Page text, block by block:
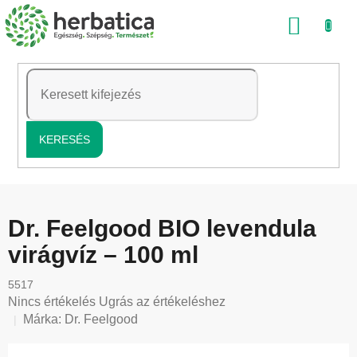
Ugrás
a
tartalomhoz
KERESÉS
Dr. Feelgood BIO levendula
virágvíz – 100 ml
5517
A
termék
Nincs értékelés Ugrás az értékeléshez
Márka: Dr. Feelgood